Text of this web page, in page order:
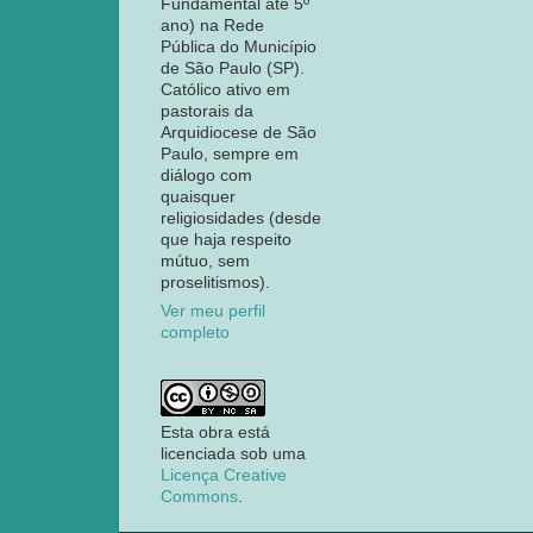
Fundamental até 5º
ano) na Rede
Pública do Município
de São Paulo (SP).
Católico ativo em
pastorais da
Arquidiocese de São
Paulo, sempre em
diálogo com
quaisquer
religiosidades (desde
que haja respeito
mútuo, sem
proselitismos).
Ver meu perfil
completo
Esta obra está
licenciada sob uma
Licença Creative
Commons.